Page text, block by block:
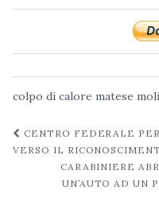
colpo di calore matese
Navigazione
post
CENTRO FEDERALE
VERSO IL
CARABINIERE
UN’AUTO AD UN